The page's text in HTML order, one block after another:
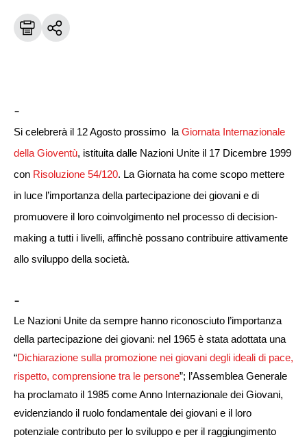
-
Si celebrerà il 12 Agosto prossimo la Giornata Internazionale
della Gioventù, istituita dalle Nazioni Unite il 17 Dicembre 1999
con Risoluzione 54/120. La Giornata ha come scopo mettere
in luce l’importanza della partecipazione dei giovani e di
promuovere il loro coinvolgimento nel processo di decision-
making a tutti i livelli, affinchè possano contribuire attivamente
allo sviluppo della società.
-
Le Nazioni Unite da sempre hanno riconosciuto l’importanza
della partecipazione dei giovani: nel 1965 è stata adottata una
“Dichiarazione sulla promozione nei giovani degli ideali di pace,
rispetto, comprensione tra le persone”; l’Assemblea Generale
ha proclamato il 1985 come Anno Internazionale dei Giovani,
evidenziando il ruolo fondamentale dei giovani e il loro
potenziale contributo per lo sviluppo e per il raggiungimento